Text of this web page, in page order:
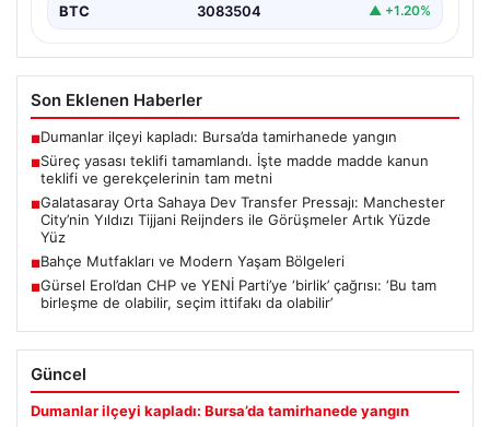
BTC 3083504 ▲ +1.20%
Son Eklenen Haberler
■Dumanlar ilçeyi kapladı: Bursa’da tamirhanede yangın
■Süreç yasası teklifi tamamlandı. İşte madde madde kanun
teklifi ve gerekçelerinin tam metni
■Galatasaray Orta Sahaya Dev Transfer Pressajı: Manchester
City’nin Yıldızı Tijjani Reijnders ile Görüşmeler Artık Yüzde
Yüz
■Bahçe Mutfakları ve Modern Yaşam Bölgeleri
■Gürsel Erol’dan CHP ve YENİ Parti’ye ‘birlik’ çağrısı: ‘Bu tam
birleşme de olabilir, seçim ittifakı da olabilir’
Güncel
Dumanlar ilçeyi kapladı: Bursa’da tamirhanede yangın